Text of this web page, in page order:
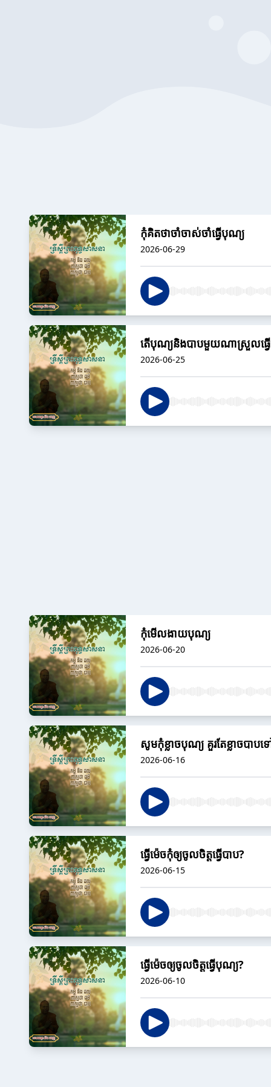
កុំគិតថាចាំចាស់ចាំធ្វើបុណ្យ
2026-06-29
តើបុណ្យនិងបាបមួយណាស្រួលធ្វើ
2026-06-25
កុំមើលងាយបុណ្យ
2026-06-20
សូមកុំខ្លាចបុណ្យ គួរតែខ្លាចបាប
2026-06-16
ធ្វើម៉េចកុំឲ្យចូលចិត្តធ្វើបាប?
2026-06-15
ធ្វើម៉េចឲ្យចូលចិត្តធ្វើបុណ្យ?
2026-06-10